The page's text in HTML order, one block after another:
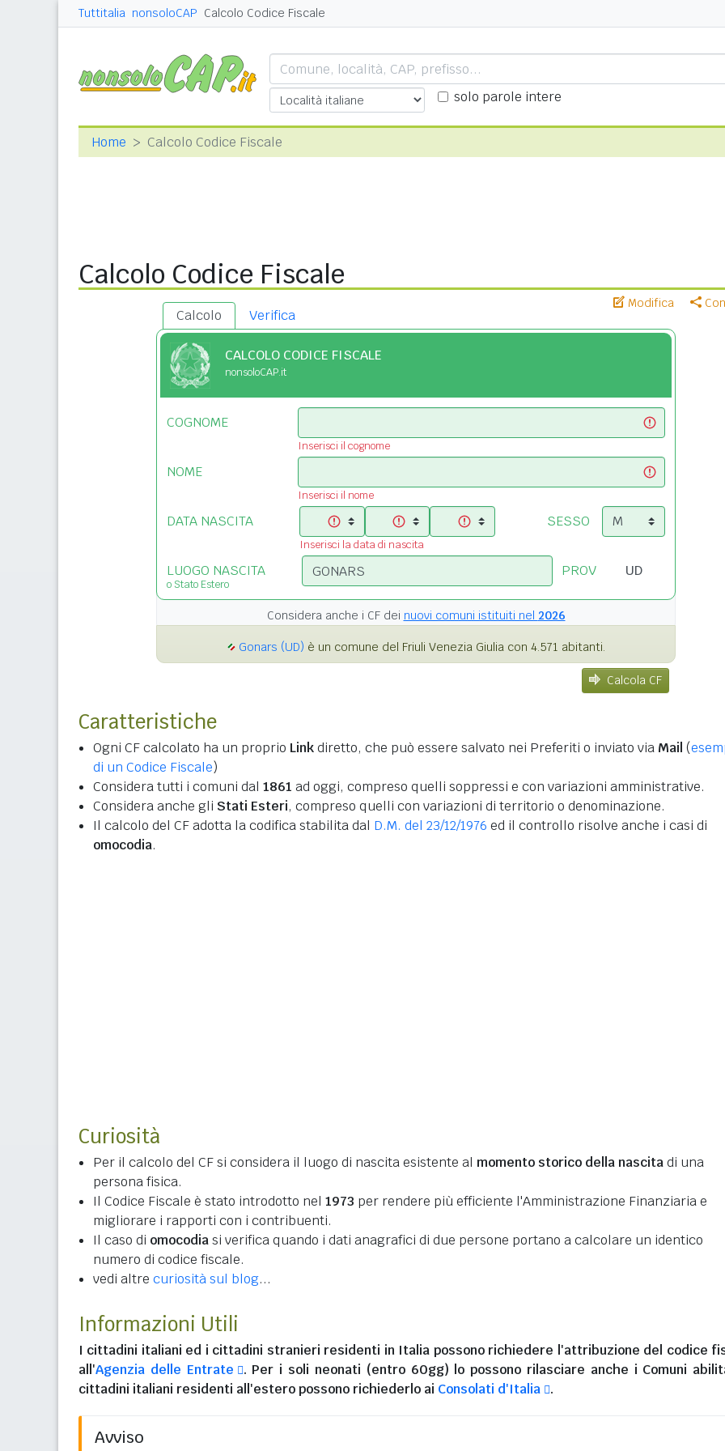
Tuttitalia nonsoloCAP Calcolo Codice Fiscale
solo parole intere
Home Calcolo Codice Fiscale
Calcolo Codice Fiscale
Modifica
Calcolo Verifica
CALCOLO CODICE FISCALE
nonsoloCAP.it
COGNOME
Inserisci il cognome
NOME
Inserisci il nome
DATA NASCITA
Inserisci la data di nascita
SESSO
LUOGO NASCITA
o Stato Estero
PROV
Considera anche i CF dei nuovi comuni istituiti nel 2026
Gonars (UD) è un comune del Friuli Venezia Giulia con 4.571 abitanti.
Calcola CF
Caratteristiche
Ogni CF calcolato ha un proprio Linkdiretto, che può essere salvato nei Preferiti o inviato via Mail (
di un Codice Fiscale)
Considera tutti i comuni dal 1861 ad oggi, compreso quelli soppressi e con variazioni amministrative.
Considera anche gli Stati Esteri, compreso quelli con variazioni di territorio o denominazione.
Il calcolo del CF adotta la codifica stabilita dal D.M. del 23/12/1976 ed il controllo risolve anche i casi di
omocodia.
Curiosità
Per il calcolo del CF si considera il luogo di nascita esistente al momento storico della nascitadi una
persona fisica.
Il Codice Fiscale è stato introdotto nel 1973 per rendere più efficiente l'Amministrazione Finanziaria e
migliorare i rapporti con i contribuenti.
Il caso di omocodiasi verifica quando i dati anagrafici di due persone portano a calcolare un identico
numero di codice fiscale.
vedi altre curiosità sul blog...
Informazioni Utili
I cittadini italiani ed i cittadini stranieri residenti in Italia possono richiedere l'attribuzione del codice
all'Agenzia delle Entrate
. Per i soli neonati (entro 60gg) lo possono rilasciare anche i Comuni
cittadini italiani residenti all'esteropossono richiederlo ai Consolati d'Italia .
Avviso